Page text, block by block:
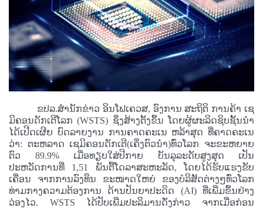
ຂປລ.ສຳນັກຂ່າວ ອິນໂຟເຄວສ, ອົງການ ສະຖິຕິ ການຄ້າ ເຊ
ມິຄອນດັກເຕີໂລກ (WSTS) ຊຶ່ງສ້າງຕັ້ງຂຶ້ນ ໂດຍຜູ້ຜະລິດຊິບຊັ້ນນຳ
ໄດ້ເປີດເຜີຍ ບົດລາຍງານ ການຄາດຄະເນ ຫລ້າສຸດ ທີ່ຄາດຄະເນ
ວ່າ: ຕະຫລາດ ເຊມິຄອນດັກເຕີ(ເຄິ່ງຕົວນຳ)ທົ່ວໂລກ ຈະຂະຫຍາຍ
ຕົວ 89.9% ເມື່ອທຽບໃສ່ປີກາຍ
ບັນລຸລະດັບສູງສຸດ ເປັນ
ປະຫວັດການທີ່ 1,51 ພັນຕື້ໂດລາສະຫະລັດ, ໂດຍໄດ້ຮັບແຮງຂັບ
ເຄື່ອນ ຈາກການລົງທຶນ ຂະໜາດໃຫຍ່ ຂອງບໍລິສັດຕ່າງໆທົ່ວໂລກ
ທ່າມກາງຄວາມຕ້ອງການ ດ້ານປັນຍາປະດິດ (AI) ທີ່ເພີ່ມຂຶ້ນຢ່າງ
ວ່ອງໄວ. WSTS ໄດ້ປັບເພີ່ມປະລິມານດັ່ງກ່າວ ຈາກເມື່ອກ່ອນ